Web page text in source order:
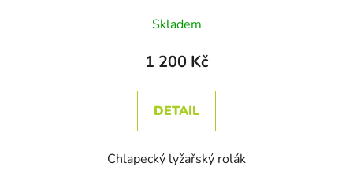
Skladem
1 200 Kč
DETAIL
Chlapecký lyžařský rolák